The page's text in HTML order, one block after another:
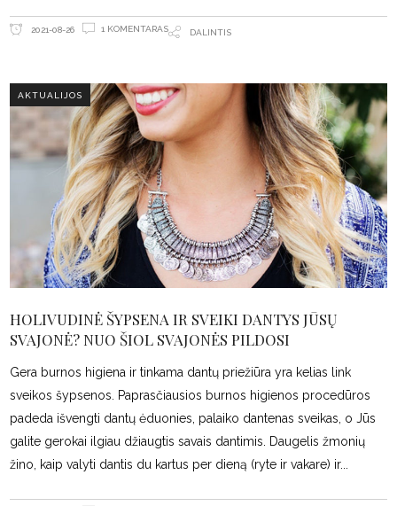
2021-08-26 1 KOMENTARAS DALINTIS
AKTUALIJOS
HOLIVUDINĖ ŠYPSENA IR SVEIKI DANTYS JŪSŲ
SVAJONĖ? NUO ŠIOL SVAJONĖS PILDOSI
Gera burnos higiena ir tinkama dantų priežiūra yra kelias link
sveikos šypsenos. Paprasčiausios burnos higienos procedūros
padeda išvengti dantų ėduonies, palaiko dantenas sveikas, o Jūs
galite gerokai ilgiau džiaugtis savais dantimis. Daugelis žmonių
žino, kaip valyti dantis du kartus per dieną (ryte ir vakare) ir